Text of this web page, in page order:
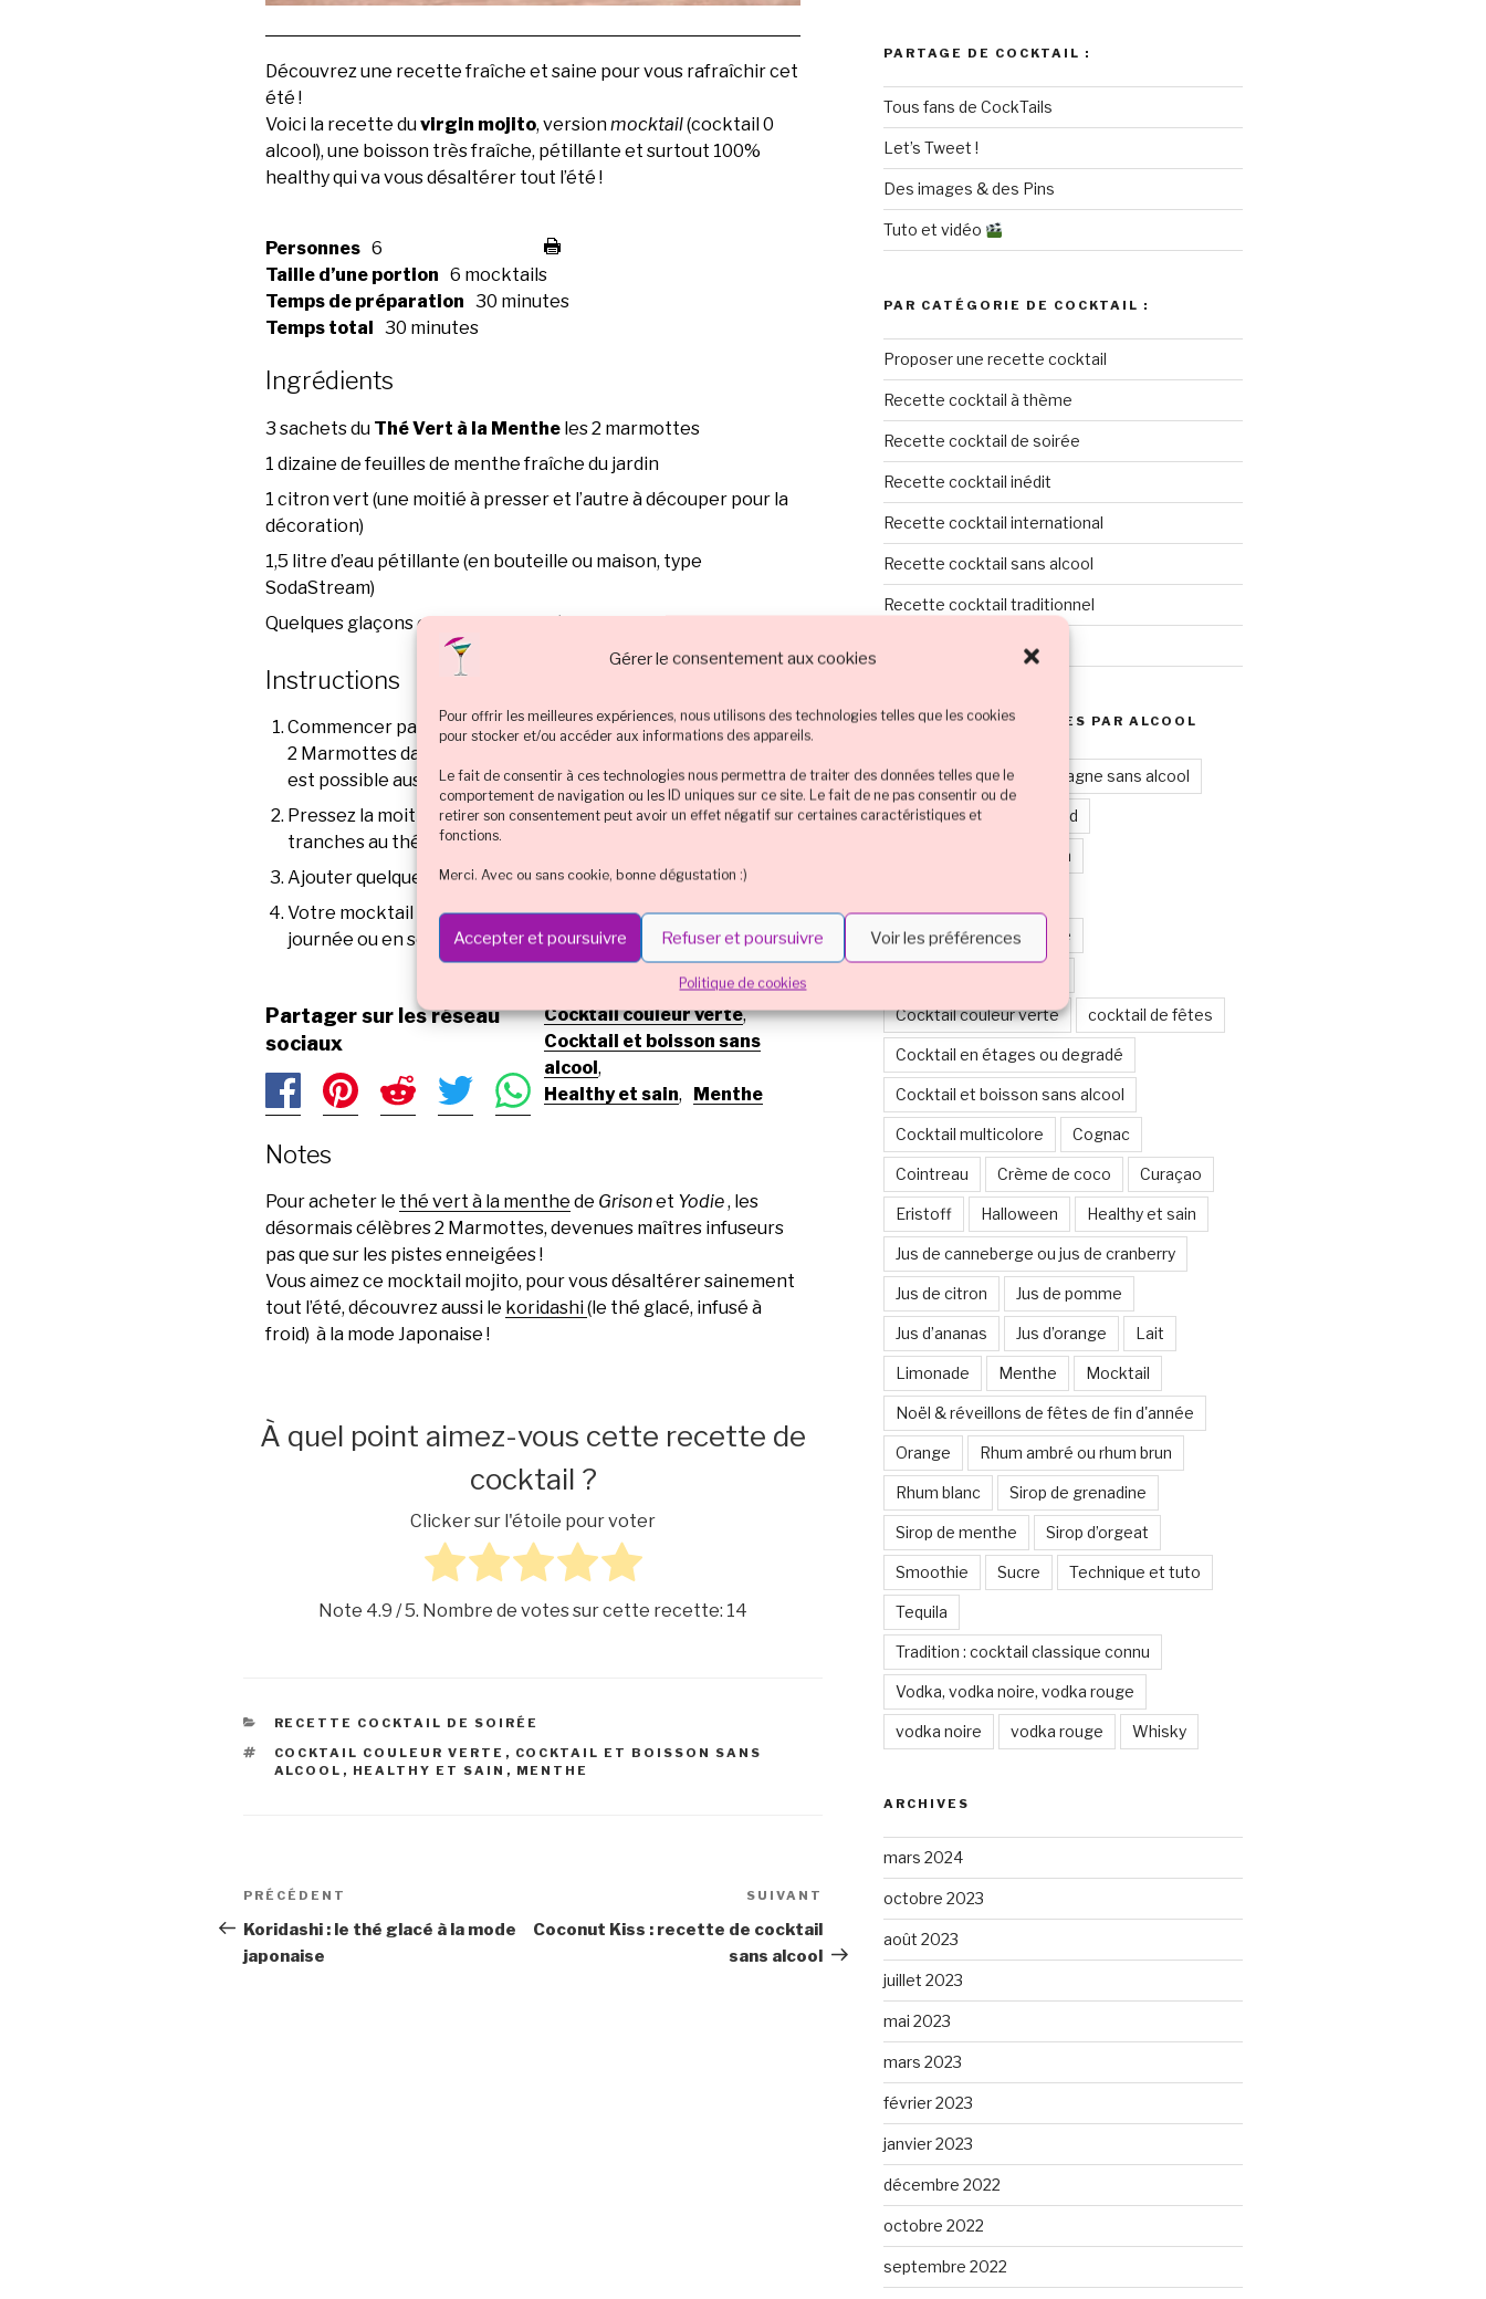
Gérer le consentement aux cookies
Pour offrir les meilleures expériences, nous utilisons des technologies telles que les cookies
pour stocker et/ou accéder aux informations des appareils.
Le fait de consentir à ces technologies nous permettra de traiter des données telles que le
comportement de navigation ou les ID uniques sur ce site. Le fait de ne pas consentir ou de
retirer son consentement peut avoir un effet négatif sur certaines caractéristiques et
fonctions.
Merci. Avec ou sans cookie, bonne dégustation :)
Accepter et poursuivre Refuser et poursuivre Voir les préférences
Politique de cookies
Découvrez une recette fraîche et saine pour vous rafraîchir cet
été !
Voici la recette duvirgin mojito, versionmocktail(cocktail 0
alcool), une boisson très fraîche, pétillante et surtout 100%
healthy qui va vous désaltérer tout l’été !
Personnes 6
Taille d’une portion 6 mocktails
Temps de préparation 30 minutes
Temps total
30 minutes
Ingrédients
3 sachets du Thé Vert à la Menthe les 2 marmottes
1 dizaine de feuilles de menthe fraîche du jardin
1 citron vert (une moitié à presser et l’autre à découper pour la
décoration)
1,5 litre d’eau pétillante (en bouteille ou maison, type
SodaStream)
Quelques glaçons ou de la glace pilée
Instructions
Commencer par infuser 1 sachet du Thé Vert à la Menthe des
2 Marmottes dans de l’eau pétillante (l’option Soda Stream
est possible aussi) pendant 30 minutes.
Pressez la moitié d’un citron vert (bio) et rajouter quelques
tranches au thé vert.
Ajouter quelques feuilles de menthe fraîche entières
Votre mocktail Mojito sans alcool est prêt à être dégusté (en
journée ou en soirée !).
Partager sur les réseau
sociaux
Cocktail couleur verte,
Cocktail et boisson sans
alcool,
Healthy et sain, Menthe
Notes
Pour acheter le thé vert à la menthe de Grisonet Yodie, les
désormais célèbres 2 Marmottes, devenues maîtres infuseurs
pas que sur les pistes enneigées !
Vous aimez ce mocktail mojito, pour vous désaltérer sainement
tout l’été, découvrez aussi le koridashi(le thé glacé, infusé à
froid) à la mode Japonaise !
À quel point aimez-vous cette recette de
cocktail ?
Clicker sur l'étoile pour voter
Note 4.9 / 5. Nombre de votes sur cette recette: 14
CATÉGORIES
RECETTE COCKTAIL DE SOIRÉE
ÉTIQUETTES
COCKTAIL COULEUR VERTE , COCKTAIL ET BOISSON SANS
ALCOOL , HEALTHY ET SAIN , MENTHE
Navigation
de
l’article
Article
précédent
PRÉCÉDENT
Koridashi : le thé glacé à la mode
japonaise
Article
suivant
SUIVANT
Coconut Kiss : recette de cocktail
sans alcool
PARTAGE DE COCKTAIL :
Tous fans de CockTails
Let’s Tweet !
Des images & des Pins
Tuto et vidéo
PAR CATÉGORIE DE COCKTAIL :
Proposer une recette cocktail
Recette cocktail à thème
Recette cocktail de soirée
Recette cocktail inédit
Recette cocktail international
Recette cocktail sans alcool
Recette cocktail traditionnel
TOUTES LES RECETTES PAR ALCOOL
Champagne Champagne sans alcool
Citron Cocktail chaud
Cocktail couleur marron
Cocktail couleur orange
Cocktail couleur verte cocktail de fêtes
Cocktail en étages ou degradé
Cocktail et boisson sans alcool
Cocktail multicolore Cognac
Cointreau Crème de coco Curaçao
Eristoff Halloween Healthy et sain
Jus de canneberge ou jus de cranberry
Jus de citron Jus de pomme
Jus d’ananas Jus d’orange Lait
Limonade Menthe Mocktail
Noël & réveillons de fêtes de fin d'année
Orange Rhum ambré ou rhum brun
Rhum blanc Sirop de grenadine
Sirop de menthe Sirop d’orgeat
Smoothie Sucre Technique et tuto
Tequila
Tradition : cocktail classique connu
Vodka, vodka noire, vodka rouge
vodka noire vodka rouge Whisky
ARCHIVES
mars 2024
octobre 2023
août 2023
juillet 2023
mai 2023
mars 2023
février 2023
janvier 2023
décembre 2022
octobre 2022
septembre 2022